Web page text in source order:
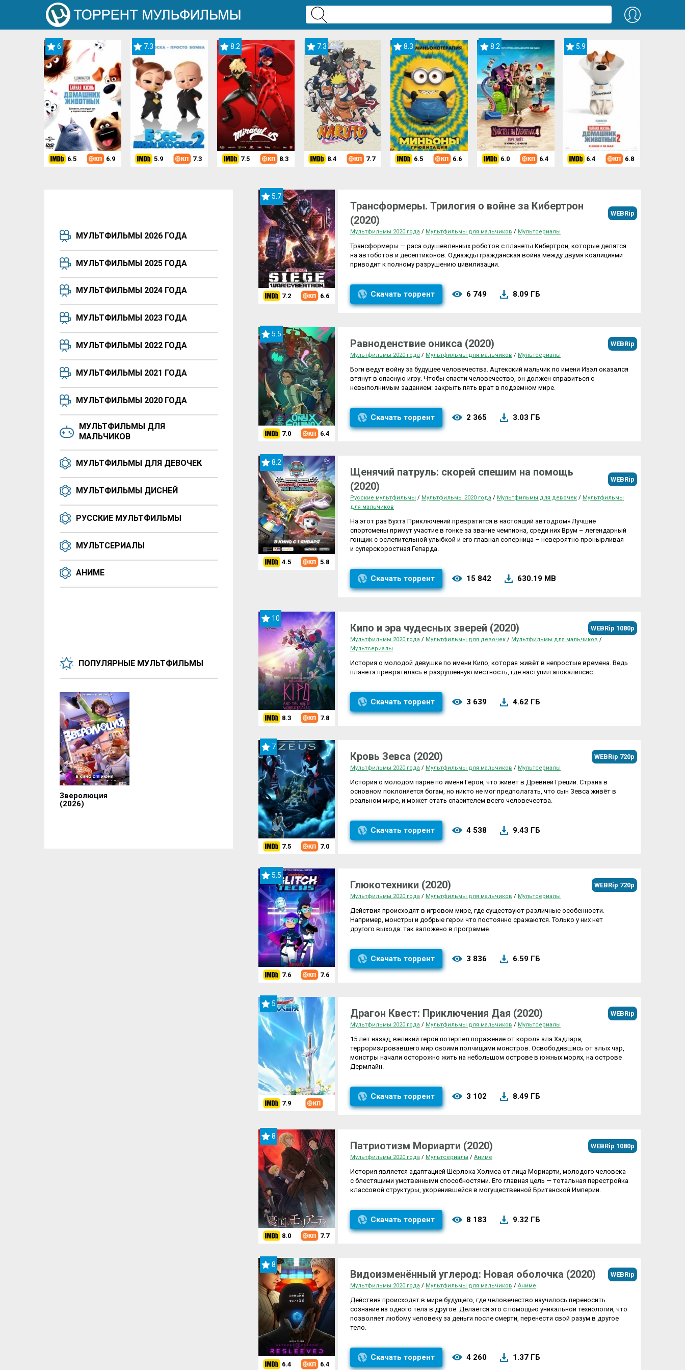
6
6.5 6.9
7.3
5.9 7.3
8.2
7.5 8.3
7.3
8.4 7.7
8.3
6.5 6.6
8.2
6.0 6.4
5.9
6.4 6.8
МУЛЬТФИЛЬМЫ 2026 ГОДА
МУЛЬТФИЛЬМЫ 2025 ГОДА
МУЛЬТФИЛЬМЫ 2024 ГОДА
МУЛЬТФИЛЬМЫ 2023 ГОДА
МУЛЬТФИЛЬМЫ 2022 ГОДА
МУЛЬТФИЛЬМЫ 2021 ГОДА
МУЛЬТФИЛЬМЫ 2020 ГОДА
МУЛЬТФИЛЬМЫ ДЛЯ
МАЛЬЧИКОВ
МУЛЬТФИЛЬМЫ ДЛЯ ДЕВОЧЕК
МУЛЬТФИЛЬМЫ ДИСНЕЙ
РУССКИЕ МУЛЬТФИЛЬМЫ
МУЛЬТСЕРИАЛЫ
АНИМЕ
ПОПУЛЯРНЫЕ МУЛЬТФИЛЬМЫ
Зверолюция
(2026)
5.7
7.2 6.6
Трансформеры. Трилогия о войне за Кибертрон
(2020)
WEBRip
Мультфильмы 2020 года / Мультфильмы для мальчиков / Мультсериалы
Трансформеры — раса одушевленных роботов с планеты Кибертрон, которые делятся
на автоботов и десептиконов. Однажды гражданская война между двумя коалициями
приводит к полному разрушению цивилизации.
Скачать торрент 6 749 8.09 ГБ
5.5
7.0 6.4
Равноденствие оникса (2020) WEBRip
Мультфильмы 2020 года / Мультфильмы для мальчиков / Мультсериалы
Боги ведут войну за будущее человечества. Ацтекский мальчик по имени Изэл оказался
втянут в опасную игру. Чтобы спасти человечество, он должен справиться с
невыполнимым заданием: закрыть пять врат в подземном мире.
Скачать торрент 2 365 3.03 ГБ
8.2
4.5 5.8
Щенячий патруль: скорей спешим на помощь
(2020)
WEBRip
Русские мультфильмы / Мультфильмы 2020 года / Мультфильмы для девочек / Мультфильмы
для мальчиков
На этот раз Бухта Приключений превратится в настоящий автодром» Лучшие
спортсмены примут участие в гонке за звание чемпиона, среди них Врум – легендарный
гонщик с ослепительной улыбкой и его главная соперница – невероятно пронырливая
и суперскоростная Гепарда.
Скачать торрент 15 842 630.19 MB
10
8.3 7.8
Кипо и эра чудесных зверей (2020) WEBRip 1080p
Мультфильмы 2020 года / Мультфильмы для девочек / Мультфильмы для мальчиков /
Мультсериалы
История о молодой девушке по имени Кипо, которая живёт в непростые времена. Ведь
планета превратилась в разрушенную местность, где наступил апокалипсис.
Скачать торрент 3 639 4.62 ГБ
7
7.5 7.0
Кровь Зевса (2020) WEBRip 720p
Мультфильмы 2020 года / Мультфильмы для мальчиков / Мультсериалы
История о молодом парне по имени Герон, что живёт в Древней Греции. Страна в
основном поклоняется богам, но никто не мог предполагать, что сын Зевса живёт в
реальном мире, и может стать спасителем всего человечества.
Скачать торрент 4 538 9.43 ГБ
5.5
7.6 7.6
Глюкотехники (2020) WEBRip 720p
Мультфильмы 2020 года / Мультфильмы для мальчиков / Мультсериалы
Действия происходят в игровом мире, где существуют различные особенности.
Например, монстры и добрые герои что постоянно сражаются. Только у них нет
другого выхода: так заложено в программе.
Скачать торрент 3 836 6.59 ГБ
5
7.9
Драгон Квест: Приключения Дая (2020) WEBRip
Мультфильмы 2020 года / Мультфильмы для мальчиков / Мультсериалы
15 лет назад, великий герой потерпел поражение от короля зла Хадлара,
терроризировавшего мир своими полчищами монстров. Освободившись от злых чар,
монстры начали осторожно жить на небольшом острове в южных морях, на острове
Дермлайн.
Скачать торрент 3 102 8.49 ГБ
8
8.0 7.7
Патриотизм Мориарти (2020) WEBRip 1080p
Мультфильмы 2020 года / Мультсериалы / Аниме
История является адаптацией Шерлока Холмса от лица Мориарти, молодого человека
с блестящими умственными способностями. Его главная цель — тотальная перестройка
классовой структуры, укоренившейся в могущественной Британской Империи.
Скачать торрент 8 183 9.32 ГБ
8
6.4 6.4
Видоизменённый углерод: Новая оболочка (2020) WEBRip
Мультфильмы 2020 года / Мультфильмы для мальчиков / Аниме
Действия происходят в мире будущего, где человечество научилось переносить
сознание из одного тела в другое. Делается это с помощью уникальной технологии, что
позволяет любому человеку за деньги после смерти, перенести свой разум в другое
тело.
Скачать торрент 4 260 1.37 ГБ